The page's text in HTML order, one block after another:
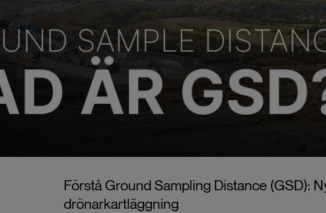
Förstå Ground Sampling Distance (GSD):
drönarkartläggning